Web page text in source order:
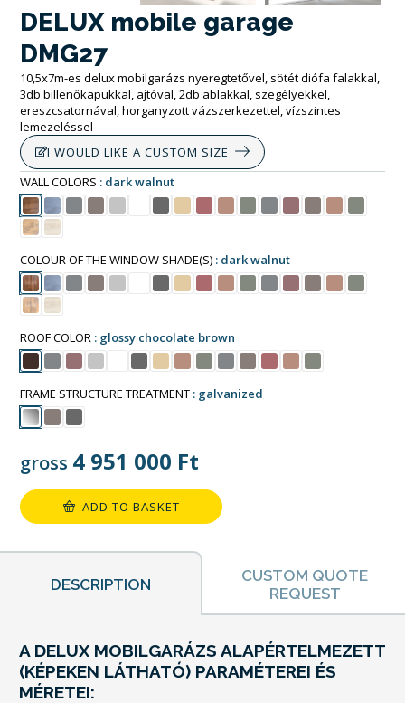
DELUX mobile garage
DMG27
10,5x7m-es delux mobilgarázs nyeregtetővel, sötét diófa falakkal,
3db billenőkapukkal, ajtóval, 2db ablakkal, szegélyekkel,
ereszcsatornával, horganyzott vázszerkezettel, vízszintes
lemezeléssel
I WOULD LIKE A CUSTOM SIZE
WALL COLORS
dark walnut
COLOUR OF THE WINDOW SHADE(S) dark walnut
ROOF COLOR glossy chocolate brown
FRAME STRUCTURE TREATMENT galvanized
gross 4 951 000 Ft
ADD TO BASKET
DESCRIPTION
CUSTOM QUOTE
REQUEST
A DELUX MOBILGARÁZS ALAPÉRTELMEZETT
(KÉPEKEN LÁTHATÓ) PARAMÉTEREI ÉS
MÉRETEI: